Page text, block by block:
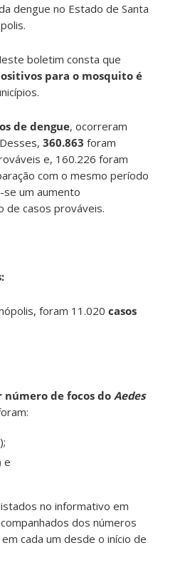
dengue no Estado de Santa
boletim consta que
para o mosquito é
de dengue, ocorreram
360.863 foram
e, 160.226 foram
com o mesmo período
um aumento
de casos prováveis.
foram 11.020 casos
número de focos doAedes
e
no informativo em
dos números
cada um desde o início de